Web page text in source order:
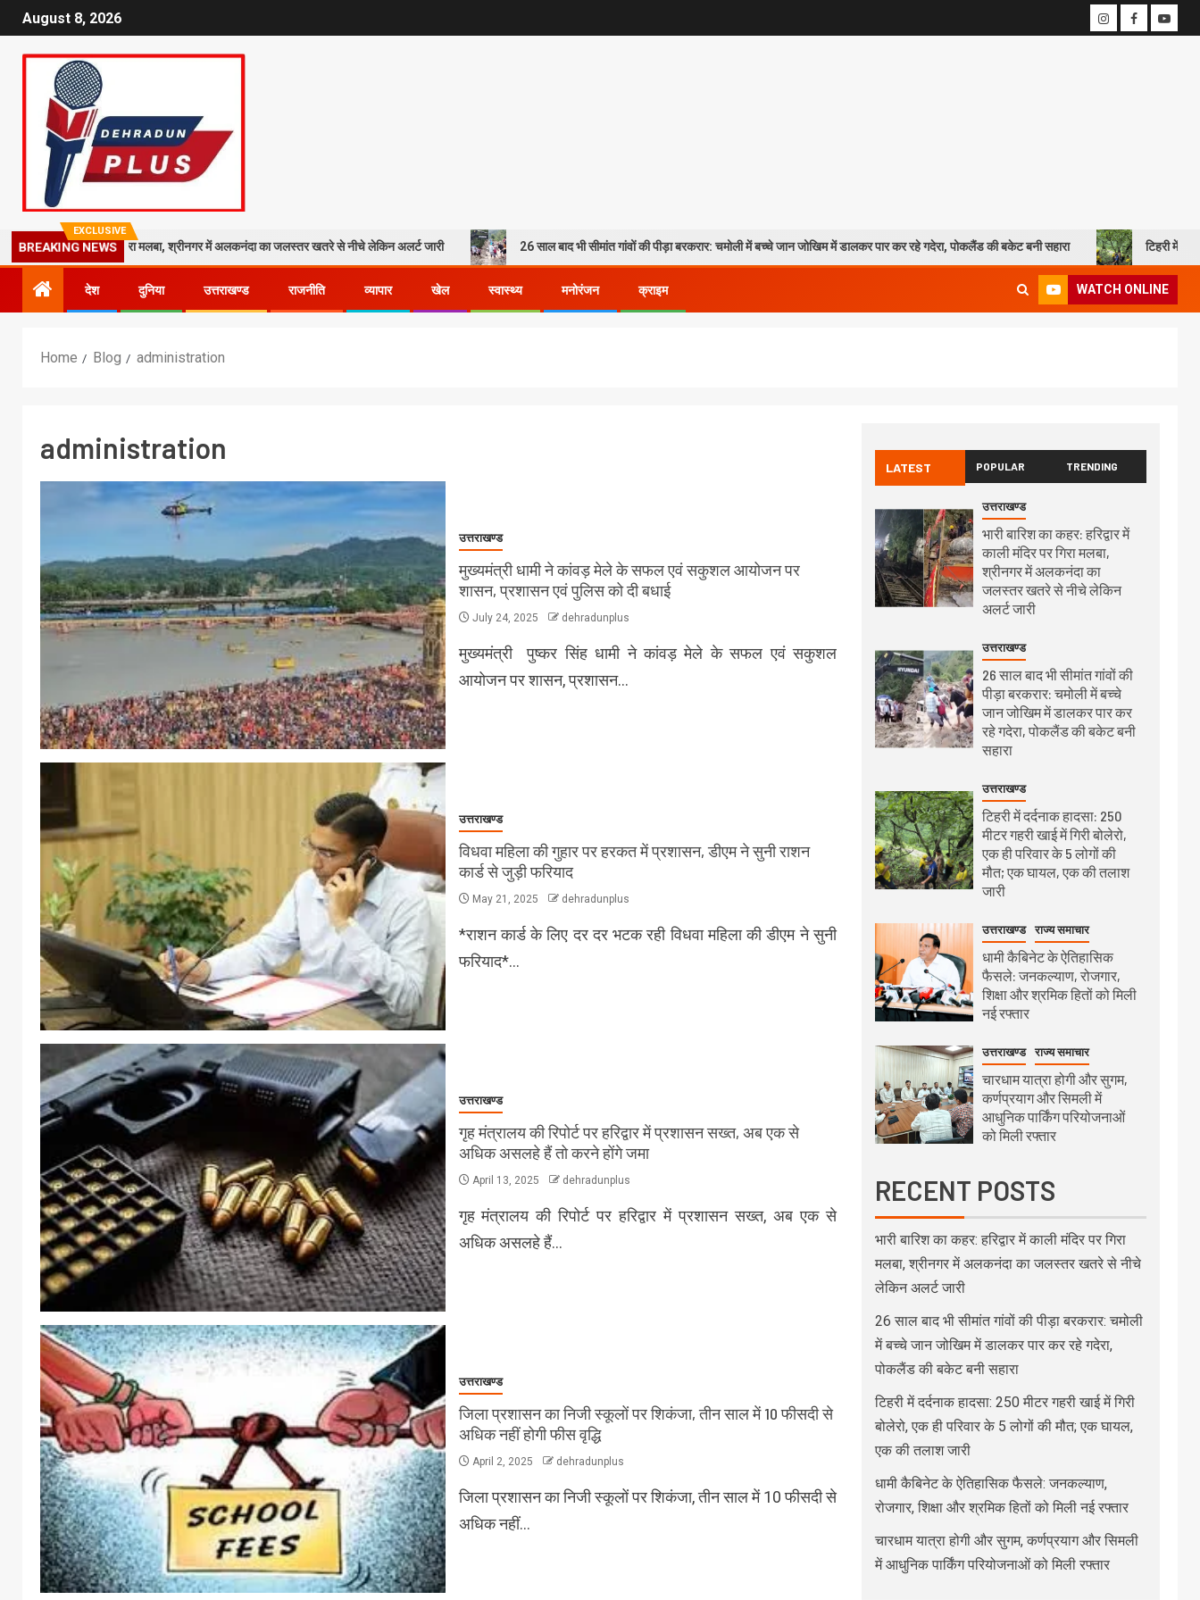
August 8, 2026
EXCLUSIVE
BREAKING NEWS
मंदिर पर गिरा मलबा, श्रीनगर में अलकनंदा का जलस्तर खतरे से नीचे लेकिन अलर्ट जारी 26 साल बाद भी सीमांत गांवों की पीड़ा बरकरार: चमोली में बच्चे जान जोखिम में डालकर पार कर रहे गदेरा, पोकलैंड की बकेट बनी सहारा टिहरी में दर्दनाक हादसा: 250
देश दुनिया उत्तराखण्ड राजनीति व्यापार खेल स्वास्थ्य मनोरंजन क्राइम WATCH ONLINE
Home Blog administration
administration
उत्तराखण्ड
मुख्यमंत्री धामी ने कांवड़ मेले के सफल एवं सकुशल आयोजन पर
शासन, प्रशासन एवं पुलिस को दी बधाई
July 24, 2025 dehradunplus
मुख्यमंत्री पुष्कर सिंह धामी ने कांवड़ मेले के सफल एवं सकुशल
आयोजन पर शासन, प्रशासन…
उत्तराखण्ड
विधवा महिला की गुहार पर हरकत में प्रशासन, डीएम ने सुनी राशन
कार्ड से जुड़ी फरियाद
May 21, 2025 dehradunplus
*राशन कार्ड के लिए दर दर भटक रही विधवा महिला की डीएम ने सुनी
फरियाद*…
उत्तराखण्ड
गृह मंत्रालय की रिपोर्ट पर हरिद्वार में प्रशासन सख्त, अब एक से
अधिक असलहे हैं तो करने होंगे जमा
April 13, 2025 dehradunplus
गृह मंत्रालय की रिपोर्ट पर हरिद्वार में प्रशासन सख्त, अब एक से
अधिक असलहे हैं…
उत्तराखण्ड
जिला प्रशासन का निजी स्कूलों पर शिकंजा, तीन साल में 10 फीसदी से
अधिक नहीं होगी फीस वृद्धि
April 2, 2025 dehradunplus
जिला प्रशासन का निजी स्कूलों पर शिकंजा, तीन साल में 10 फीसदी से
अधिक नहीं…
LATEST POPULAR TRENDING
उत्तराखण्ड
भारी बारिश का कहर: हरिद्वार में
काली मंदिर पर गिरा मलबा,
श्रीनगर में अलकनंदा का
जलस्तर खतरे से नीचे लेकिन
अलर्ट जारी
उत्तराखण्ड
26 साल बाद भी सीमांत गांवों की
पीड़ा बरकरार: चमोली में बच्चे
जान जोखिम में डालकर पार कर
रहे गदेरा, पोकलैंड की बकेट बनी
सहारा
उत्तराखण्ड
टिहरी में दर्दनाक हादसा: 250
मीटर गहरी खाई में गिरी बोलेरो,
एक ही परिवार के 5 लोगों की
मौत; एक घायल, एक की तलाश
जारी
उत्तराखण्ड राज्य समाचार
धामी कैबिनेट के ऐतिहासिक
फैसले: जनकल्याण, रोजगार,
शिक्षा और श्रमिक हितों को मिली
नई रफ्तार
उत्तराखण्ड राज्य समाचार
चारधाम यात्रा होगी और सुगम,
कर्णप्रयाग और सिमली में
आधुनिक पार्किंग परियोजनाओं
को मिली रफ्तार
RECENT POSTS
भारी बारिश का कहर: हरिद्वार में काली मंदिर पर गिरा
मलबा, श्रीनगर में अलकनंदा का जलस्तर खतरे से नीचे
लेकिन अलर्ट जारी
26 साल बाद भी सीमांत गांवों की पीड़ा बरकरार: चमोली
में बच्चे जान जोखिम में डालकर पार कर रहे गदेरा,
पोकलैंड की बकेट बनी सहारा
टिहरी में दर्दनाक हादसा: 250 मीटर गहरी खाई में गिरी
बोलेरो, एक ही परिवार के 5 लोगों की मौत; एक घायल,
एक की तलाश जारी
धामी कैबिनेट के ऐतिहासिक फैसले: जनकल्याण,
रोजगार, शिक्षा और श्रमिक हितों को मिली नई रफ्तार
चारधाम यात्रा होगी और सुगम, कर्णप्रयाग और सिमली
में आधुनिक पार्किंग परियोजनाओं को मिली रफ्तार